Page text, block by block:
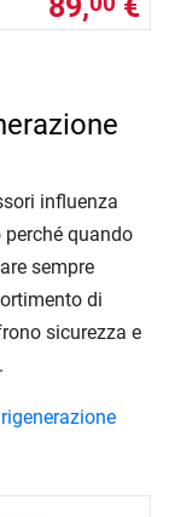
influenza
perché quando
sempre
di
sicurezza e